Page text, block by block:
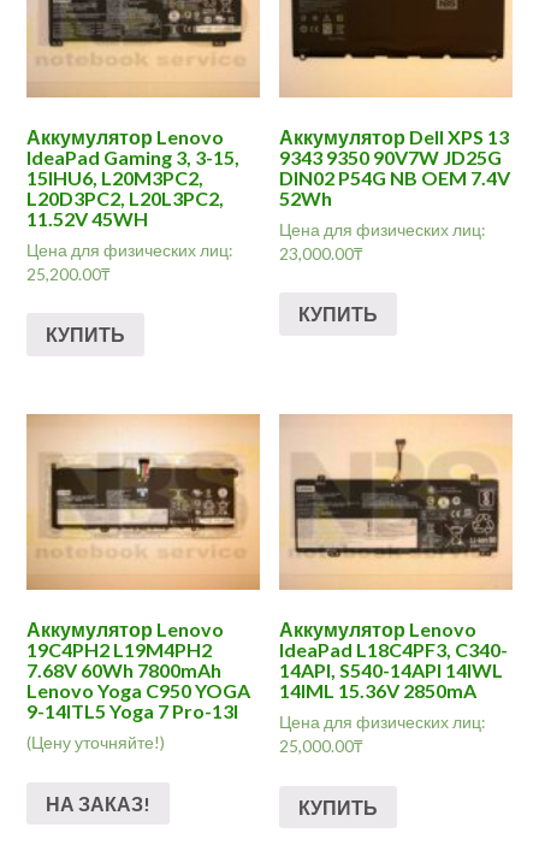
Аккумулятор Lenovo
IdeaPad Gaming 3, 3-15,
15IHU6, L20M3PC2,
L20D3PC2, L20L3PC2,
11.52V 45WH
Цена для физических лиц:
25,200.00₸
КУПИТЬ
Аккумулятор Dell XPS 13
9343 9350 90V7W JD25G
DIN02 P54G NB OEM 7.4V
52Wh
Цена для физических лиц:
23,000.00₸
КУПИТЬ
Аккумулятор Lenovo
19C4PH2 L19M4PH2
7.68V 60Wh 7800mAh
Lenovo Yoga C950 YOGA
9-14ITL5 Yoga 7 Pro-13I
(Цену уточняйте!)
НА ЗАКАЗ!
Аккумулятор Lenovo
IdeaPad L18C4PF3, C340-
14API, S540-14API 14IWL
14IML 15.36V 2850mA
Цена для физических лиц:
25,000.00₸
КУПИТЬ